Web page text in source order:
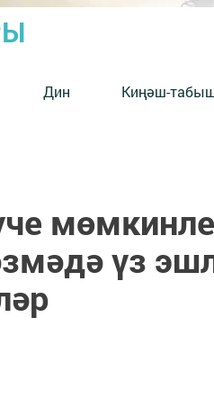
Дин Киңәш-
үз